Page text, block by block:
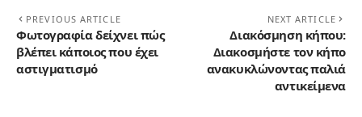
PREVIOUS ARTICLE
Φωτογραφία δείχνει πώς
βλέπει κάποιος που έχει
αστιγματισμό
NEXT ARTICLE
Διακόσμηση κήπου:
Διακοσμήστε τον κήπο
ανακυκλώνοντας παλιά
αντικείμενα